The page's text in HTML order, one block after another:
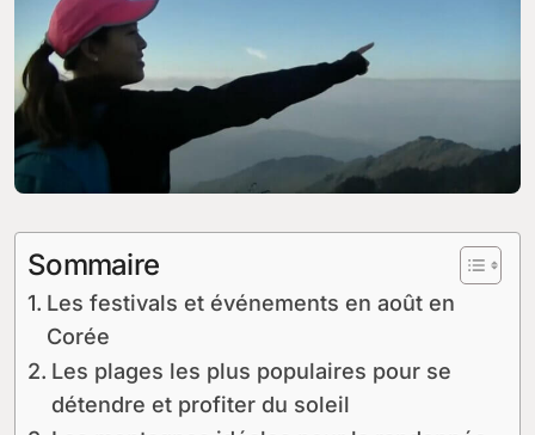
Sommaire
Les festivals et événements en août en
Corée
Les plages les plus populaires pour se
détendre et profiter du soleil